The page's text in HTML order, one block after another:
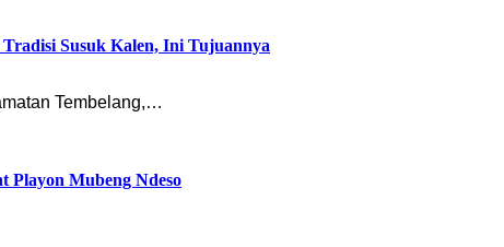
Susuk Kalen, Ini Tujuannya
Tembelang,…
Playon Mubeng Ndeso